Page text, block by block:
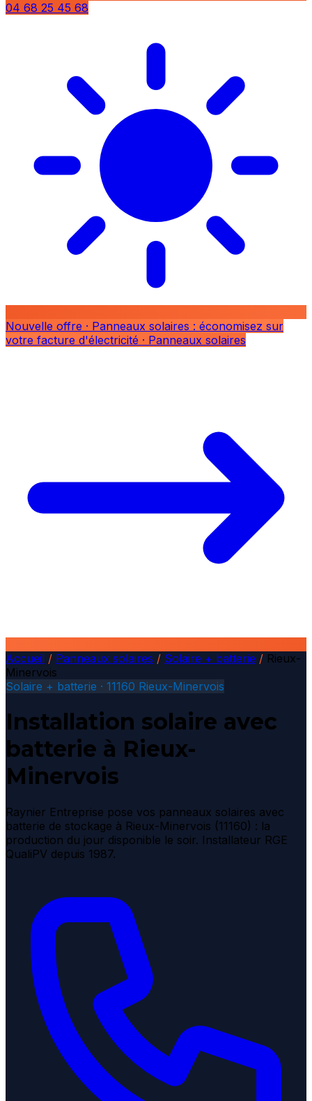
04 68 25 45 68
Nouvelle offre · Panneaux solaires : économisez sur
votre facture d'électricité · Panneaux solaires
Accueil / Panneaux solaires / Solaire + batterie / Rieux-
Minervois
Solaire + batterie · 11160 Rieux-Minervois
Installation solaire avec
batterie à Rieux-
Minervois
Raynier Entreprise pose vos panneaux solaires avec
batterie de stockage à Rieux-Minervois (11160) : la
production du jour disponible le soir. Installateur RGE
QualiPV depuis 1987.